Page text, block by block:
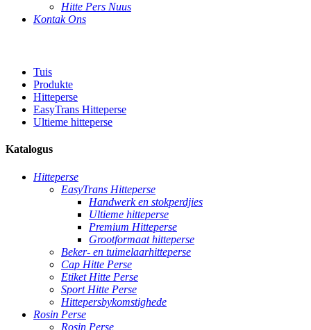
Hitte Pers Nuus
Kontak Ons
Tuis
Produkte
Hitteperse
EasyTrans Hitteperse
Ultieme hitteperse
Katalogus
Hitteperse
EasyTrans Hitteperse
Handwerk en stokperdjies
Ultieme hitteperse
Premium Hitteperse
Grootformaat hitteperse
Beker- en tuimelaarhitteperse
Cap Hitte Perse
Etiket Hitte Perse
Sport Hitte Perse
Hittepersbykomstighede
Rosin Perse
Rosin Perse